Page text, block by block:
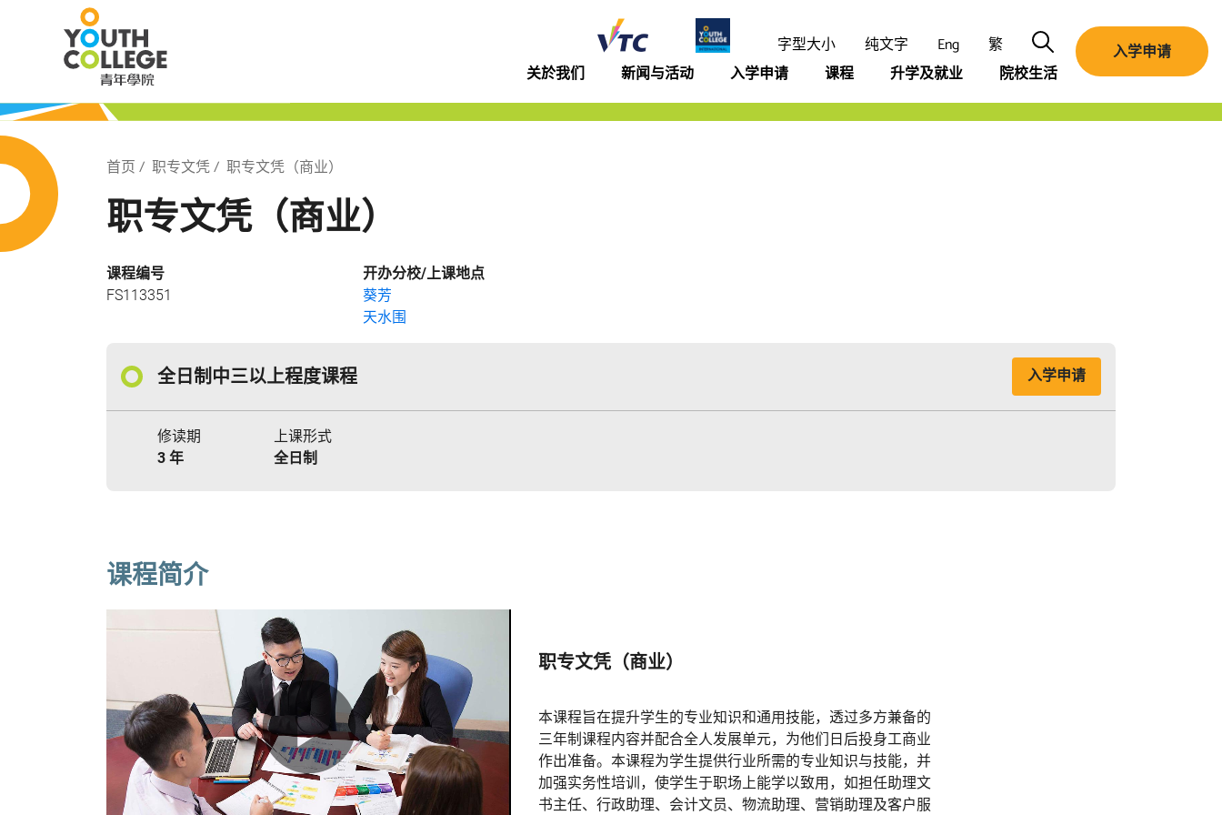
青年学院
字型大小 纯文字 Eng 繁
Search
关於我们
新闻与活动 入学申请 课程 升学及就业 院校生活
入学申请
Breadcrumb
首页 职专文凭 职专文凭（商业）
职专文凭（商业）
课程编号
FS113351
开办分校/上课地点
葵芳
天水围
全日制中三以上程度课程 入学申请
修读期
3 年
上课形式
全日制
课程简介
职专文凭（商业）
本课程旨在提升学生的专业知识和通用技能，透过多方兼备的
三年制课程内容并配合全人发展单元，为他们日后投身工商业
作出准备。本课程为学生提供行业所需的专业知识与技能，并
加强实务性培训，使学生于职场上能学以致用，如担任助理文
书主任、行政助理、会计文员、物流助理、营销助理及客户服